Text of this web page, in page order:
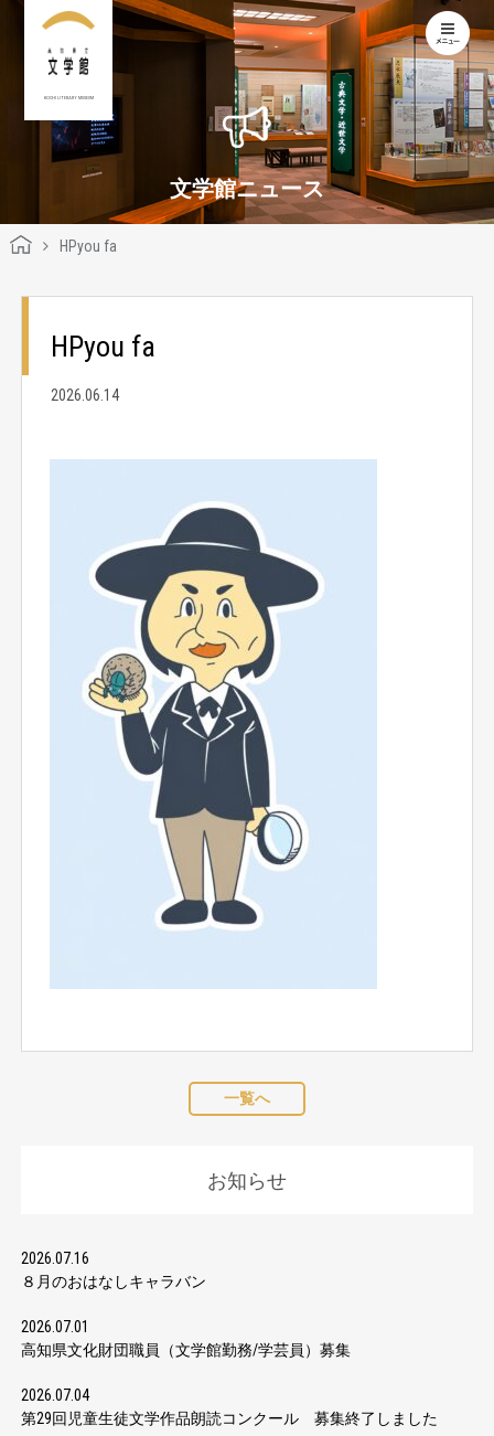
KOCHI LITERARY MUSEUM
文学館ニュース
HPyou fa
HPyou fa
2026.06.14
一覧へ
お知らせ
2026.07.16
８月のおはなしキャラバン
2026.07.01
高知県文化財団職員（文学館勤務/学芸員）募集
2026.07.04
第29回児童生徒文学作品朗読コンクール 募集終了しました